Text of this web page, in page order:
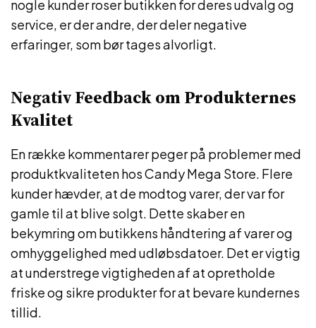
nogle kunder roser butikken for deres udvalg og
service, er der andre, der deler negative
erfaringer, som bør tages alvorligt.
Negativ Feedback om Produkternes
Kvalitet
En række kommentarer peger på problemer med
produktkvaliteten hos Candy Mega Store. Flere
kunder hævder, at de modtog varer, der var for
gamle til at blive solgt. Dette skaber en
bekymring om butikkens håndtering af varer og
omhyggelighed med udløbsdatoer. Det er vigtig
at understrege vigtigheden af at opretholde
friske og sikre produkter for at bevare kundernes
tillid.